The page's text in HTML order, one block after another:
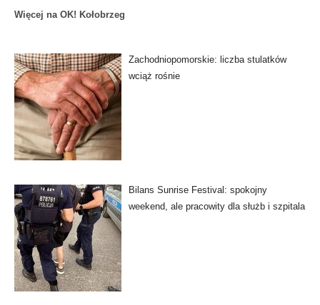
Więcej na OK! Kołobrzeg
Zachodniopomorskie: liczba stulatków
wciąż rośnie
Bilans Sunrise Festival: spokojny
weekend, ale pracowity dla służb i szpitala